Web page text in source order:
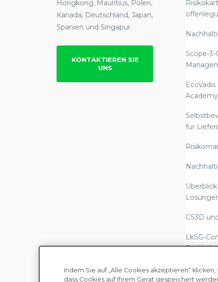
Hongkong, Mauritius, Polen,
Kanada, Deutschland, Japan,
Spanien und Singapur.
KONTAKTIEREN SIE
UNS
Scope-3-
Academy
für
CS3D
LkSG-
Scope-3-
Indem Sie auf „Alle Cookies akzeptieren“
dass Cookies auf Ihrem Gerät gespeichert